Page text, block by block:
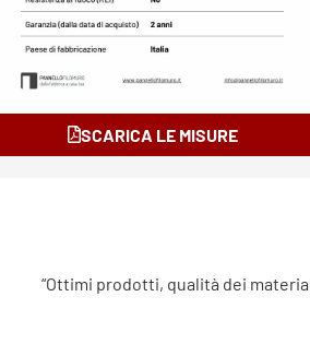
SCARICA LE MISURE
“Ottimi prodotti, qualità dei